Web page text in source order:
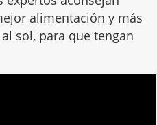
alimentación y más
sol, para que tengan